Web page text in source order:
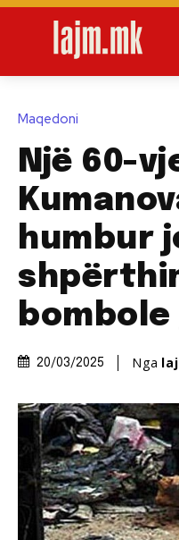
Maqedoni
Një 60-
humbur
bombole
20/03/2025 Nga